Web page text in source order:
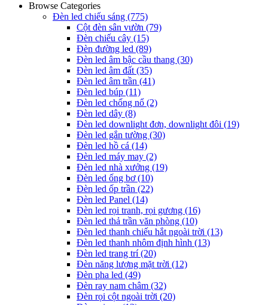
Browse Categories
Đèn led chiếu sáng (775)
Cột đèn sân vườn (79)
Đèn chiếu cây (15)
Đèn đường led (89)
Đèn led âm bậc cầu thang (30)
Đèn led âm đất (35)
Đèn led âm trần (41)
Đèn led búp (11)
Đèn led chống nổ (2)
Đèn led dây (8)
Đèn led downlight đơn, downlight đôi (19)
Đèn led gắn tường (30)
Đèn led hồ cá (14)
Đèn led máy may (2)
Đèn led nhà xưởng (19)
Đèn led ống bơ(10)
Đèn led ốp trần (22)
Đèn led Panel (14)
Đèn led rọi tranh, rọi gương (16)
Đèn led thả trần văn phòng (10)
Đèn led thanh chiếu hắt ngoài trời (13)
Đèn led thanh nhôm định hình (13)
Đèn led trang trí(20)
Đèn năng lượng mặt trời (12)
Đèn pha led (49)
Đèn ray nam châm (32)
Đèn rọi cột ngoài trời (20)